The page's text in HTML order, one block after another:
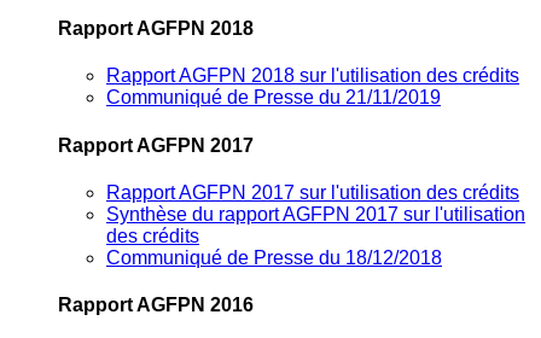
Rapport AGFPN 2018
Rapport AGFPN 2018 sur l'utilisation des crédits
Communiqué de Presse du 21/11/2019
Rapport AGFPN 2017
Rapport AGFPN 2017 sur l'utilisation des crédits
Synthèse du rapport AGFPN 2017 sur l'utilisation
des crédits
Communiqué de Presse du 18/12/2018
Rapport AGFPN 2016